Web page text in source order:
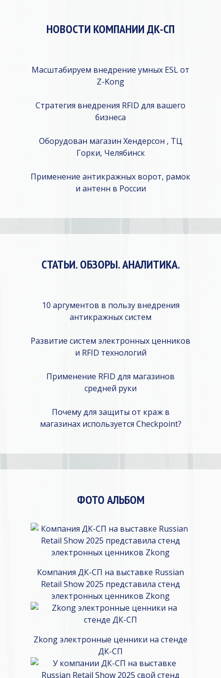
НОВОСТИ КОМПАНИИ ДК-СП
Масштабируем внедрение умных ESL от
Z-Kong
Стратегия внедрения RFID для вашего
бизнеса
Оборудован магазин Хендерсон , ТЦ
Горки, Челябинск
Применение антикражных ворот, рамок
и антенн в России
СТАТЬИ. ОБЗОРЫ. АНАЛИТИКА.
10 аргументов в пользу внедрения
антикражных систем
Развитие систем электронных ценников
и RFID технологий
Применение RFID для магазинов
средней руки
Почему для защиты от краж в
магазинах используется Checkpoint?
ФОТО АЛЬБОМ
Компания ДК-СП на выставке Russian
Retail Show 2025 представила стенд
электронных ценников Zkong
Zkong электронные ценники на стенде
ДК-СП